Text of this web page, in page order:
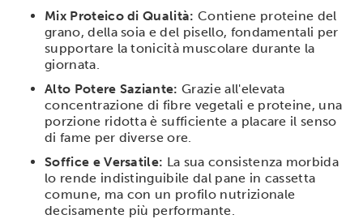
Mix Proteico di Qualità: Contiene proteine del
grano, della soia e del pisello, fondamentali per
supportare la tonicità muscolare durante la
giornata.
Alto Potere Saziante: Grazie all'elevata
concentrazione di fibre vegetali e proteine, una
porzione ridotta è sufficiente a placare il senso
di fame per diverse ore.
Soffice e Versatile: La sua consistenza morbida
lo rende indistinguibile dal pane in cassetta
comune, ma con un profilo nutrizionale
decisamente più performante.